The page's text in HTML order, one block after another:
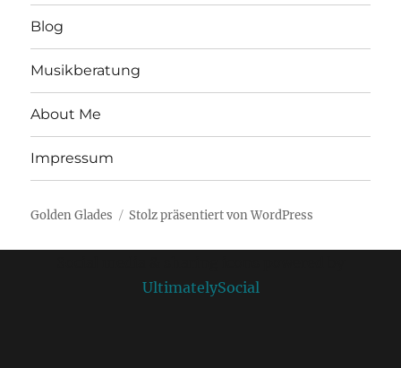
Blog
Musikberatung
About Me
Impressum
Golden Glades Stolz präsentiert von WordPress
UltimatelySocial